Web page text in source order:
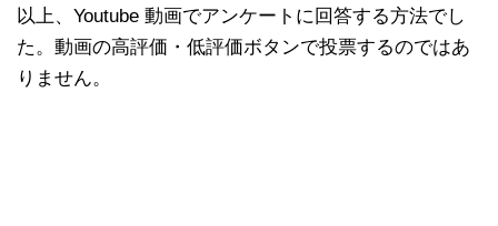
以上、Youtube 動画でアンケートに回答する方法でし
た。動画の高評価・低評価ボタンで投票するのではあ
りません。